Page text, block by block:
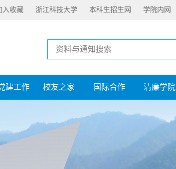
入收藏 浙江科技大学 本科生招生网 学院内网
建工作 校友之家 国际合作 清廉学院